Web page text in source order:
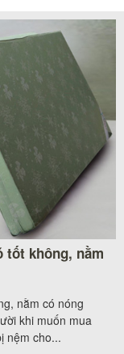
tốt không, nằm
nằm có nóng
khi muốn mua
nệm cho...